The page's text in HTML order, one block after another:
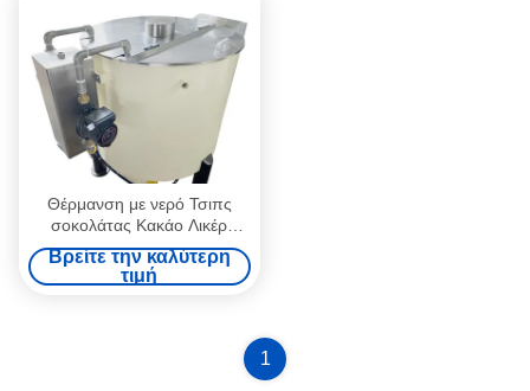
Θέρμανση με νερό Τσιπς
σοκολάτας Κακάο Λικέρ
Θάλασσα τήξης 500L
Βρείτε την καλύτερη
τιμή
1